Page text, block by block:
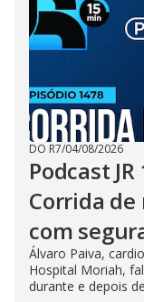
DO R7/04/08/2026
Podcast
Corrida
com
Álvaro Paiva,
Hospital Moriah,
durante e depois